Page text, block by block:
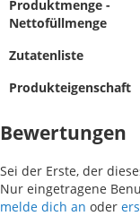
Produktmenge -
Nettofüllmenge
Zutatenliste
Produkteigenschaft
Bewertungen
Sei der Erste, der
Nur eingetragene
melde dich an oder